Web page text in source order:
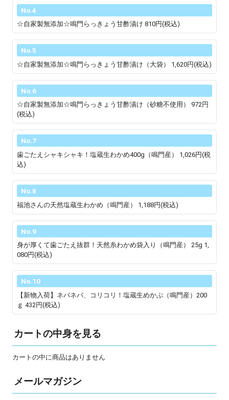
No.4
☆自家製無添加☆鳴門らっきょう甘酢漬け810円(税込)
No.5
☆自家製無添加☆鳴門らっきょう甘酢漬け（大袋） 1,620円(税込)
No.6
☆自家製無添加☆鳴門らっきょう甘酢漬け（砂糖不使用）972円
(税込)
No.7
歯ごたえシャキシャキ！塩蔵生わかめ400g（鳴門産） 1,026円(税
込)
No.8
福池さんの天然塩蔵生わかめ（鳴門産） 1,188円(税込)
No.9
身が厚くて歯ごたえ抜群！天然糸わかめ袋入り（鳴門産） 25g 1,
080円(税込)
No.10
【新物入荷】ネバネバ、コリコリ！塩蔵生めかぶ（鳴門産）200
ｇ432円(税込)
カートの中身を見る
カートの中に商品はありません
メールマガジン